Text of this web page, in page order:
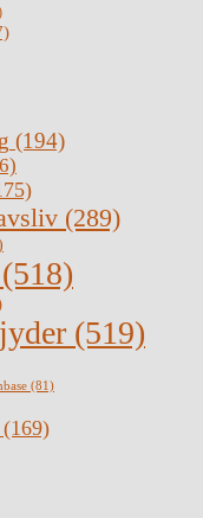
(194)
(289)
(518)
(519)
(81)
(169)